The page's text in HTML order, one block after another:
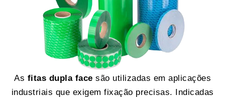
As fitas dupla face são utilizadas em aplicações
industriais que exigem fixação precisas. Indicadas